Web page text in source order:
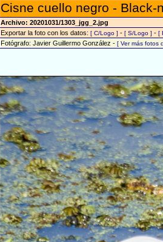
Cisne cuello negro -
Archivo: 20201031/1303_jgg_2.jpg
Exportar la foto con los datos: [ C/Logo ] - [ S/Logo ] - [
Fotógrafo: Javier Guillermo González - [ Ver más fotos